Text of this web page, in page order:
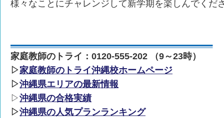
様々なことにチャレンジして新学期を楽しんでくだ
家庭教師のトライ：0120-555-202 （9～23時）
▷家庭教師のトライ沖縄校ホームページ
▷沖縄県エリアの最新情報
▷沖縄県の合格実績
▷沖縄県の人気プランランキング